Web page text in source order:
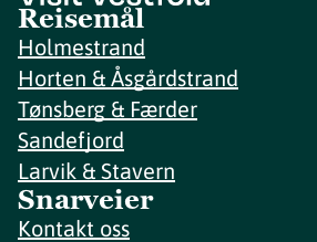
Reisemål
Holmestrand
Horten & Åsgårdstrand
Tønsberg & Færder
Sandefjord
Larvik & Stavern
Snarveier
Kontakt oss